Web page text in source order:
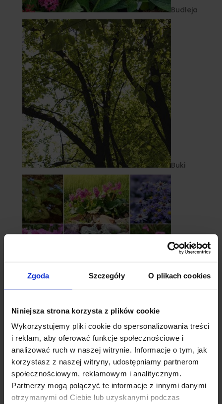
Zgoda Szczegóły O plikach cookies
Niniejsza strona korzysta z plików cookie
Wykorzystujemy pliki cookie do spersonalizowania treści
i reklam, aby oferować funkcje społecznościowe i
analizować ruch w naszej witrynie. Informacje o tym, jak
korzystasz z naszej witryny, udostępniamy partnerom
społecznościowym, reklamowym i analitycznym.
Partnerzy mogą połączyć te informacje z innymi danymi
otrzymanymi od Ciebie lub uzyskanymi podczas
Budleja
Buki